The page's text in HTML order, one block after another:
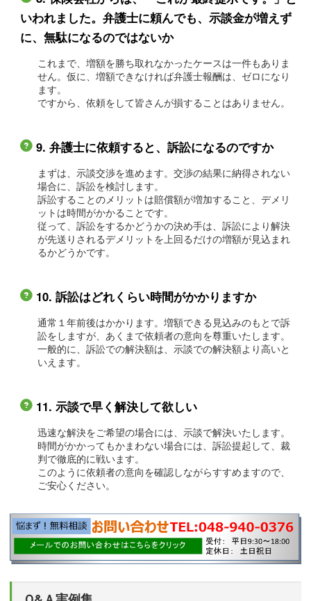
いわれました。弁護士に頼んでも、示談金が増えず
に、無駄になるのではないか
これまで、増額を勝ち取れなかったケースは一件もありま
せん。仮に、増額できなければ弁護士報酬は、ゼロになり
ます。
ですから、依頼をして皆さんが損することはありません。
9. 弁護士に依頼すると、訴訟になるのですか
まずは、示談交渉を進めます。交渉の結果に納得されない
場合に、訴訟を検討します。
訴訟することのメリットは賠償額が増加すること、デメリ
ットは時間がかかることです。
従って、訴訟をするかどうかの決め手は、訴訟により解決
が先送りされるデメリットを上回るだけの増額が見込まれ
るかどうかです。
10. 訴訟はどれくらい時間がかかりますか
通常１年前後はかかります。増額できる見込みのもとで訴
訟をしますが、あくまで依頼者の意向を尊重いたします。
一般的に、訴訟での解決額は、示談での解決額より高いと
いえます。
11. 示談で早く解決して欲しい
迅速な解決をご希望の場合には、示談で解決いたします。
時間がかかってもかまわない場合には、訴訟提起して、裁
判で徹底的に戦います。
このように依頼者の意向を確認しながらすすめますので、
ご安心ください。